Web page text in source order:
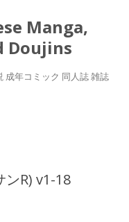
Manga,
Doujins
年コミック 同人誌 雑誌
ンR) v1-18